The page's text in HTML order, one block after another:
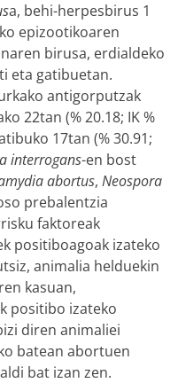
a, behi-herpesbirus 1
epizootikoaren
birusa, erdialdeko
eta gatibuetan.
antigorputzak
22tan (% 20.18; IK %
17tan (% 30.91;
interrogans-en bost
abortus, Neospora
prebalentzia
faktoreak
positiboagoak izateko
animalia helduekin
kasuan,
positibo izateko
diren animaliei
batean abortuen
bat izan zen.